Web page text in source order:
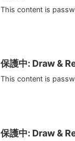
This content is
保護中: Draw &
This content is
保護中: Draw &